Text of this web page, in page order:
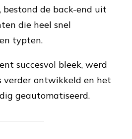
de back-end uit
die heel snel
typten.
succesvol bleek, werd
verder ontwikkeld en het
geautomatiseerd.